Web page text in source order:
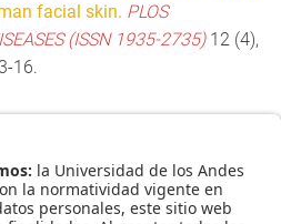
facial skin. PLOS
(ISSN 1935-2735)12 (4),
16.
J, Alvarez O, Rito-Palomares
of a Mixed Integer